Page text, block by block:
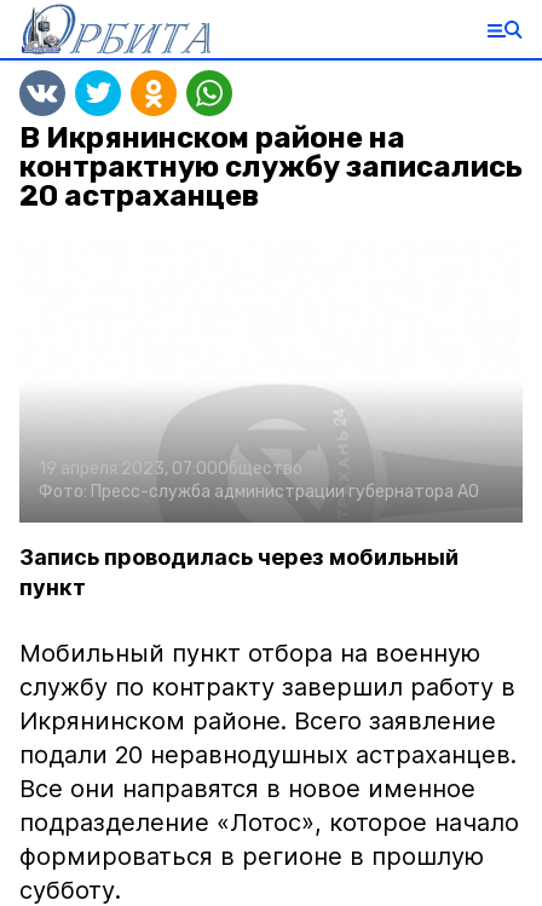
В Икрянинском районе на
контрактную службу записались
20 астраханцев
19 апреля 2023, 07:00Общество
Фото: Пресс-служба администрации губернатора АО
Запись проводилась через мобильный
пункт
Мобильный пункт отбора на военную
службу по контракту завершил работу в
Икрянинском районе. Всего заявление
подали 20 неравнодушных астраханцев.
Все они направятся в новое именное
подразделение «Лотос», которое начало
формироваться в регионе в прошлую
субботу.